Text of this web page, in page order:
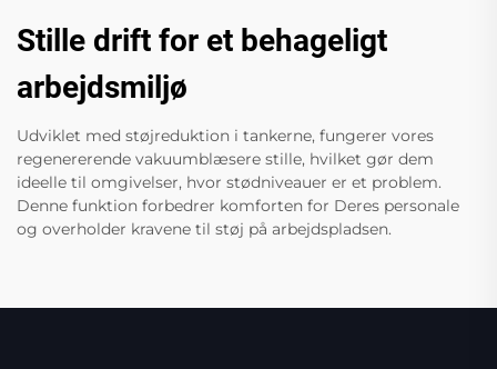
Stille drift for et behageligt
arbejdsmiljø
Udviklet med støjreduktion i tankerne, fungerer vores
regenererende vakuumblæsere stille, hvilket gør dem
ideelle til omgivelser, hvor stødniveauer er et problem.
Denne funktion forbedrer komforten for Deres personale
og overholder kravene til støj på arbejdspladsen.